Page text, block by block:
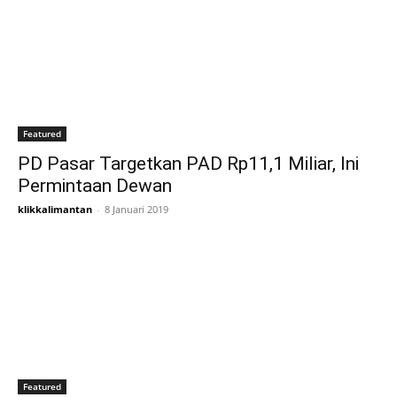
Featured
PD Pasar Targetkan PAD Rp11,1 Miliar, Ini
Permintaan Dewan
klikkalimantan - 8 Januari 2019
Featured